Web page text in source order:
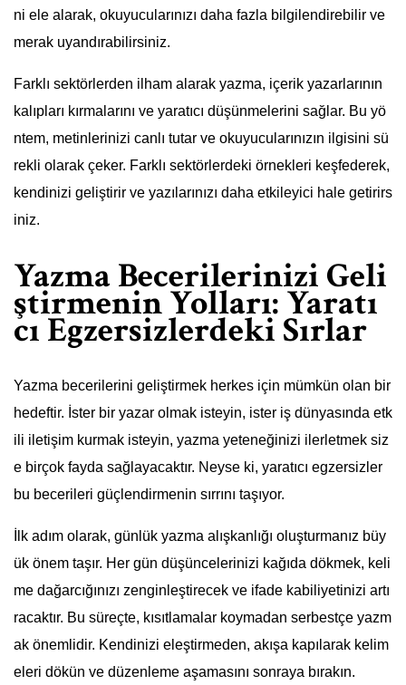
ni ele alarak, okuyucularınızı daha fazla bilgilendirebilir ve
merak uyandırabilirsiniz.
Farklı sektörlerden ilham alarak yazma, içerik yazarlarının
kalıpları kırmalarını ve yaratıcı düşünmelerini sağlar. Bu yö
ntem, metinlerinizi canlı tutar ve okuyucularınızın ilgisini sü
rekli olarak çeker. Farklı sektörlerdeki örnekleri keşfederek,
kendinizi geliştirir ve yazılarınızı daha etkileyici hale getirirs
iniz.
Yazma Becerilerinizi Geli
ştirmenin Yolları: Yaratı
cı Egzersizlerdeki Sırlar
Yazma becerilerini geliştirmek herkes için mümkün olan bir
hedeftir. İster bir yazar olmak isteyin, ister iş dünyasında etk
ili iletişim kurmak isteyin, yazma yeteneğinizi ilerletmek siz
e birçok fayda sağlayacaktır. Neyse ki, yaratıcı egzersizler
bu becerileri güçlendirmenin sırrını taşıyor.
İlk adım olarak, günlük yazma alışkanlığı oluşturmanız büy
ük önem taşır. Her gün düşüncelerinizi kağıda dökmek, keli
me dağarcığınızı zenginleştirecek ve ifade kabiliyetinizi artı
racaktır. Bu süreçte, kısıtlamalar koymadan serbestçe yazm
ak önemlidir. Kendinizi eleştirmeden, akışa kapılarak kelim
eleri dökün ve düzenleme aşamasını sonraya bırakın.